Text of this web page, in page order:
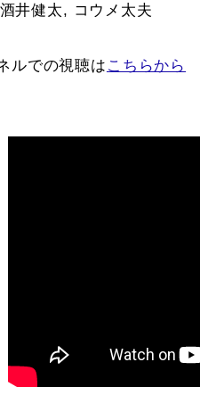
井健太, コウメ太夫
ルでの視聴は こちらから